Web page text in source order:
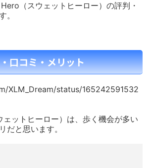
（スウェットヒーロー）の評判・
。
口コミ・メリット
XLM_Dream/status/165242591532
ットヒーロー）は、歩く機会が多い
だと思います。